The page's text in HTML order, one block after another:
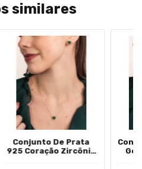
similares
Conjunto De Prata
925 Coração Zircônia